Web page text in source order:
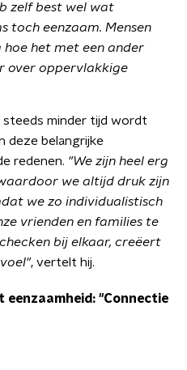
zelf best wel wat
toch eenzaam. Mensen
het met een ander
over oppervlakkige
steeds minder tijd wordt
deze belangrijke
redenen. "We zijn heel erg
we altijd druk zijn
we zo individualistisch
vrienden en families te
bij elkaar, creëert
, vertelt hij.
eenzaamheid: "Connectie